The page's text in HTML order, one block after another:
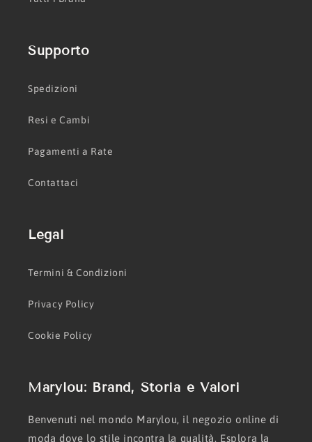
Supporto
Spedizioni
Resi e Cambi
Pagamenti a Rate
Contattaci
Legal
Termini & Condizioni
Privacy Policy
Cookie Policy
Marylou: Brand, Storia e Valori
Benvenuti nel mondo Marylou, il negozio online di
moda dove lo stile incontra la qualità. Esplora la